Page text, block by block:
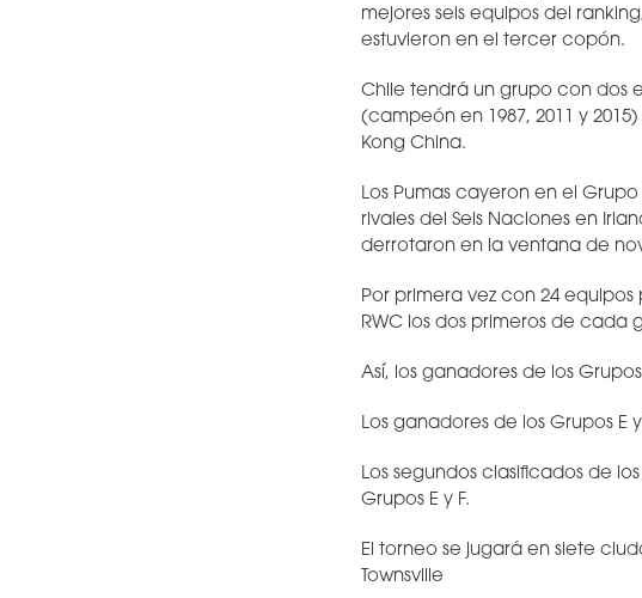
mejores seis equipos del
estuvieron en el tercer copón.
Chile tendrá un grupo con dos
(campeón en 1987, 2011 y
Kong China.
Los Pumas cayeron en el
rivales del Seis Naciones en
derrotaron en la ventana de
Por primera vez con 24
RWC los dos primeros de cada
Así, los ganadores de los
Los ganadores de los Grupos E
Los segundos clasificados de
Grupos E y F.
El torneo se jugará en siete
Townsville